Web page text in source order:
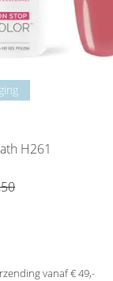
Peony Breath H261
vanaf € 49,-